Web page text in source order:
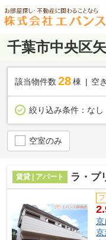
千葉市中央区
該当物件数 28棟 空
絞り込み条件： なし
空室のみ
賃貸 | アパート ラ・プ
京
京